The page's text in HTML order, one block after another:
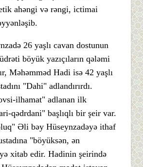
ahəngi və rəngi, ictimai
26 yaşlı cavan dostunun
böyük yazıçıların qələmi
Məhəmməd Hadi isə 42 yaşlı
"Dahi" adlandırırdı.
ilhamat" adlanan ilk
qədrdani" başlıqlı bir şeir var.
Əli bəy Hüseynzadəyə ithaf
"böyüksən, ən
xitab edir. Hadinin şeirində